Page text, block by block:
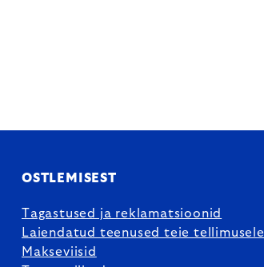
OSTLEMISEST
Tagastused ja reklamatsioonid
Laiendatud teenused teie tellimusele
Makseviisid